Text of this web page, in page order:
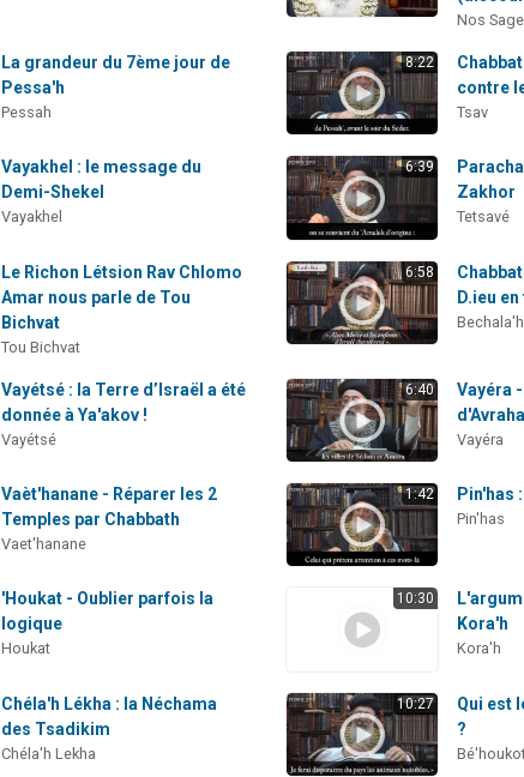
Nos
La grandeur du 7ème jour de
Pessa'h
Pessah
8:22
contre
Tsav
Vayakhel : le message du
Demi-Shekel
Vayakhel
6:39
Zakhor
Tetsavé
Le Richon Létsion Rav Chlomo
Amar nous parle de Tou
Bichvat
Tou Bichvat
6:58
D.ieu
Bechala'h
Vayétsé : la Terre d’Israël a été
donnée à Ya'akov !
Vayétsé
6:40
Vayéra
Vayéra
Vaèt'hanane - Réparer les 2
Temples par Chabbath
Vaet'hanane
1:42 Pin'has
Pin'has
'Houkat - Oublier parfois la
logique
Houkat
10:30
Kora'h
Kora'h
Chéla'h Lékha : la Néchama
des Tsadikim
Chéla'h Lekha
10:27
Qui est
?